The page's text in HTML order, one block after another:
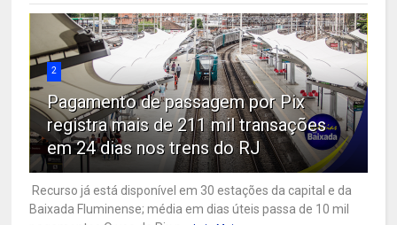
2
Pagamento de passagem por Pix
registra mais de 211 mil transações
em 24 dias nos trens do RJ
Recurso já está disponível em 30 estações da capital e da
Baixada Fluminense; média em dias úteis passa de 10 mil